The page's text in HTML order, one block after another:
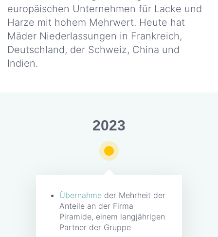
europäischen Unternehmen für Lacke und
Harze mit hohem Mehrwert. Heute hat
Mäder Niederlassungen in Frankreich,
Deutschland, der Schweiz, China und
Indien.
2023
Übernahme der Mehrheit der
Anteile an der Firma
Piramide, einem langjährigen
Partner der Gruppe